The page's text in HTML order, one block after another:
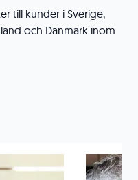
till kunder i Sverige,
och Danmark inom